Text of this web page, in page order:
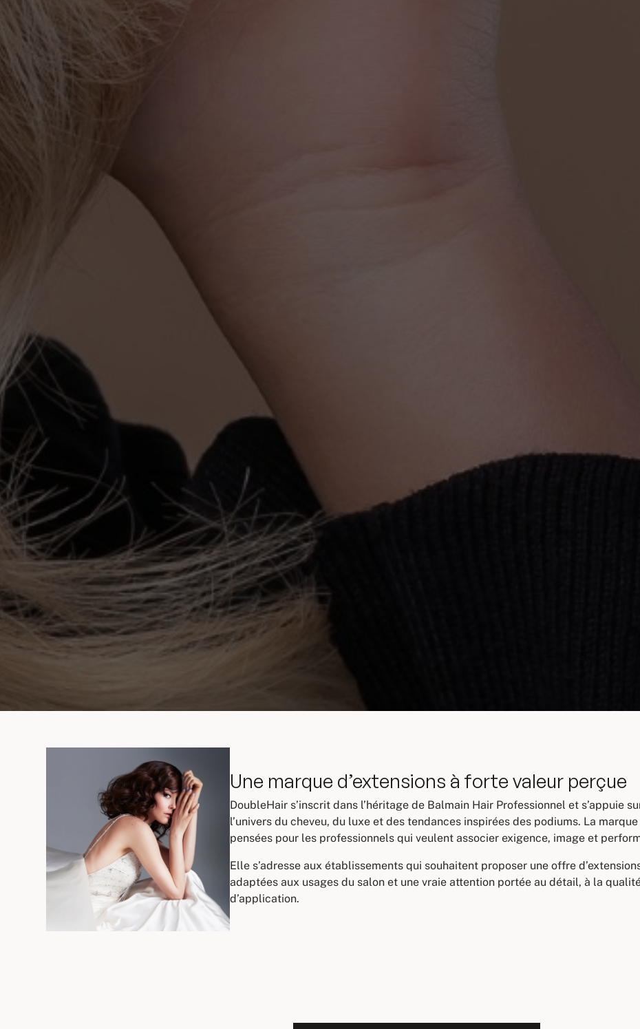
Une marque d’extensions à forte valeur perçue
DoubleHair s’inscrit dans l’héritage de Balmain Hair Professionnel et s’appuie
l’univers du cheveu, du luxe et des tendances inspirées des podiums. La
pensées pour les professionnels qui veulent associer exigence, image et
Elle s’adresse aux établissements qui souhaitent proposer une offre
adaptées aux usages du salon et une vraie attention portée au détail, à la
d’application.